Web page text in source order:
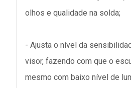
olhos e qualidade na solda;
- Ajusta o nível da
visor, fazendo com que o
mesmo com baixo nível de